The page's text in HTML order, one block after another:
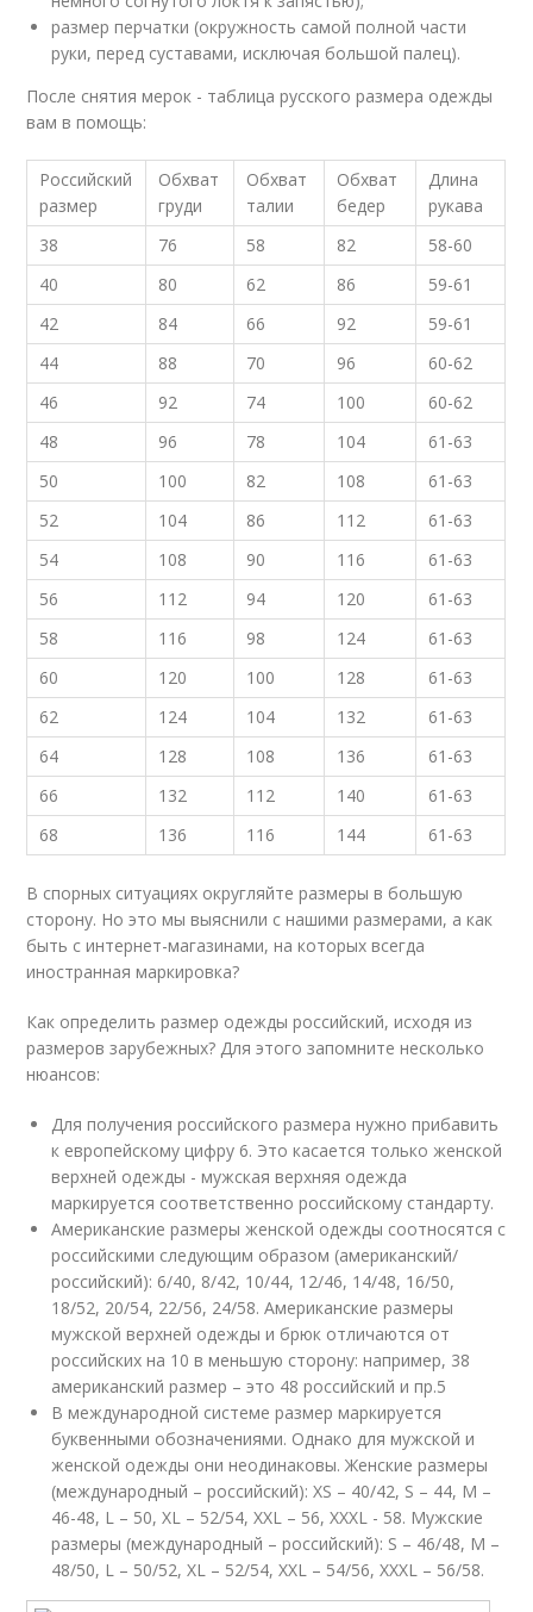
размер перчатки (окружность самой полной части
руки, перед суставами, исключая большой палец).
После снятия мерок - таблица русского размера одежды
вам в помощь:
Российский
размер
Обхват
груди
Обхват
талии
Обхват
бедер
Длина
рукава
38
76 58 82
58-60
40
80 62 86
59-61
42
84 66 92
59-61
44
88 70 96
60-62
46
92 74 100
60-62
48
96 78 104
61-63
50
100 82 108
61-63
52
104 86 112
61-63
54
108 90 116
61-63
56
112 94 120
61-63
58
116 98 124
61-63
60
120 100 128
61-63
62
124 104 132
61-63
64
128 108 136
61-63
66
132 112 140
61-63
68
136 116 144 61-63
В спорных ситуациях округляйте размеры в большую
сторону. Но это мы выяснили с нашими размерами, а как
быть с интернет-магазинами, на которых всегда
иностранная маркировка?
Как определить размер одежды российский, исходя из
размеров зарубежных? Для этого запомните несколько
нюансов:
Для получения российского размера нужно прибавить
к европейскому цифру 6. Это касается только женской
верхней одежды - мужская верхняя одежда
маркируется соответственно российскому стандарту.
Американские размеры женской одежды соотносятся с
российскими следующим образом (американский/
российский): 6/40, 8/42, 10/44, 12/46, 14/48, 16/50,
18/52, 20/54, 22/56, 24/58. Американские размеры
мужской верхней одежды и брюк отличаются от
российских на 10 в меньшую сторону: например, 38
американский размер – это 48 российский и пр.5
В международной системе размер маркируется
буквенными обозначениями. Однако для мужской и
женской одежды они неодинаковы. Женские размеры
(международный – российский): XS – 40/42, S – 44, M –
46-48, L – 50, XL – 52/54, XXL – 56, XXXL - 58. Мужские
размеры (международный – российский): S – 46/48, M –
48/50, L – 50/52, XL – 52/54, ХXL – 54/56, XXXL – 56/58.